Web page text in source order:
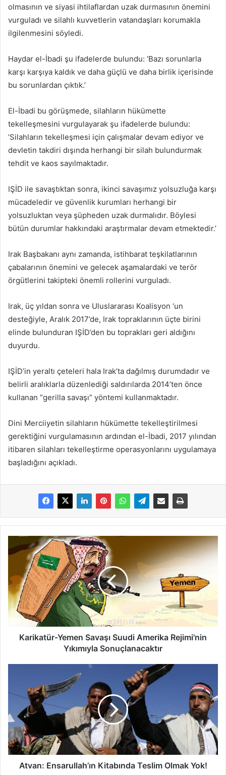
olmasının ve siyasi ihtilaflardan uzak durmasının önemini
vurguladı ve silahlı kuvvetlerin vatandaşları korumakla
ilgilenmesini söyledi.
Haydar el-İbadi şu ifadelerde bulundu: ‘Bazı sorunlarla
karşı karşıya kaldık ve daha güçlü ve daha birlik içerisinde
bu sorunlardan çıktık.’
El-İbadi bu görüşmede, silahların hükümette
tekelleşmesini vurgulayarak şu ifadelerde bulundu:
‘Silahların tekelleşmesi için çalışmalar devam ediyor ve
devletin takdiri dışında herhangi bir silah bulundurmak
tehdit ve kaos sayılmaktadır.
IŞİD ile savaştıktan sonra, ikinci savaşımız yolsuzluğa karşı
mücadeledir ve güvenlik kurumları herhangi bir
yolsuzluktan veya şüpheden uzak durmalıdır. Böylesi
bütün durumlar hakkındaki araştırmalar devam etmektedir.’
Irak Başbakanı aynı zamanda, istihbarat teşkilatlarının
çabalarının önemini ve gelecek aşamalardaki ve terör
örgütlerini takipteki önemli rollerini vurguladı.
Irak, üç yıldan sonra ve Uluslararası Koalisyon ‘un
desteğiyle, Aralık 2017’de, Irak topraklarının üçte birini
elinde bulunduran IŞİD’den bu toprakları geri aldığını
duyurdu.
IŞİD’in yeraltı çeteleri hala Irak’ta dağılmış durumdadır ve
belirli aralıklarla düzenlediği saldırılarda 2014’ten önce
kullanan “gerilla savaşı” yöntemi kullanmaktadır.
Dini Merciiyetin silahların hükümette tekelleştirilmesi
gerektiğini vurgulamasının ardından el-İbadi, 2017 yılından
itibaren silahları tekelleştirme operasyonlarını uygulamaya
başladığını açıkladı.
Karikatür-Yemen Savaşı Suudi Amerika Rejimi'nin
Yıkımıyla Sonuçlanacaktır
Atvan: Ensarullah’ın Kitabında Teslim Olmak Yok!